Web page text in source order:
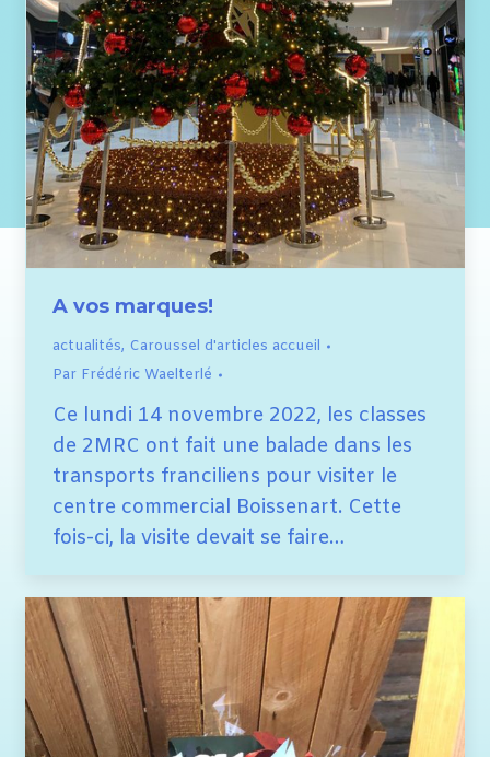
A vos marques!
actualités, Caroussel d'articles accueil
Par Frédéric Waelterlé
Ce lundi 14 novembre 2022, les classes
de 2MRC ont fait une balade dans les
transports franciliens pour visiter le
centre commercial Boissenart. Cette
fois-ci, la visite devait se faire…